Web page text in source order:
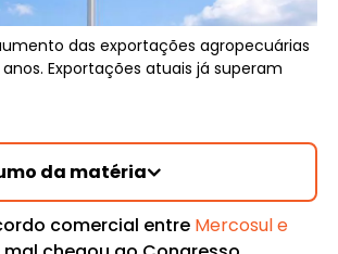
das exportações agropecuárias
Exportações atuais já superam
da matéria
comercial entre Mercosul e